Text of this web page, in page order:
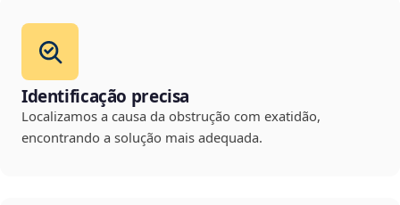
Identificação precisa
Localizamos a causa da obstrução com exatidão,
encontrando a solução mais adequada.